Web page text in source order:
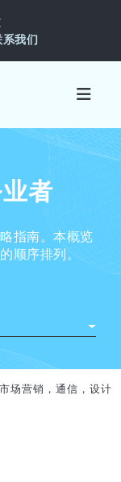
系我们
者
指南。本概览
顺序排列。
市场营销，通信，设计